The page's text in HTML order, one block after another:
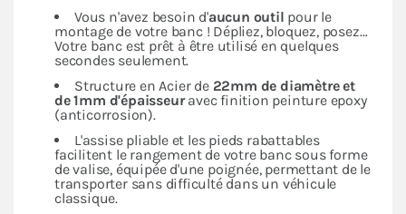
Vous n'avez besoin d'aucun outil pour le
montage de votre banc ! Dépliez, bloquez, posez…
Votre banc est prêt à être utilisé en quelques
secondes seulement.
Structure en Acier de22mm de diamètre et
de 1mm d'épaisseuravec finition peinture epoxy
(anticorrosion).
L'assise pliable et les pieds rabattables
facilitent le rangement de votre banc sous forme
de valise, équipée d'une poignée, permettant de le
transporter sans difficulté dans un véhicule
classique.